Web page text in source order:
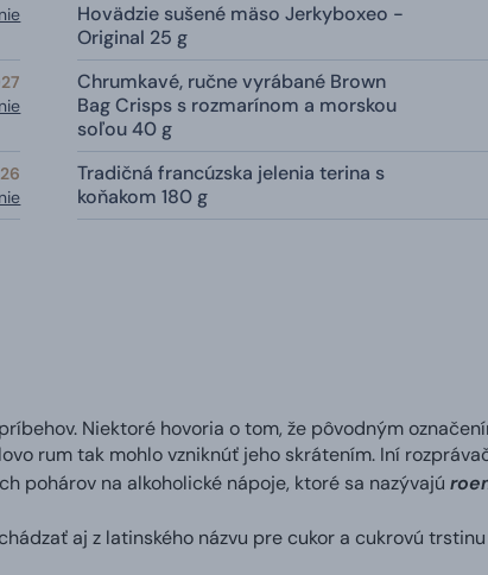
Hovädzie sušené mäso Jerkyboxeo -
Original 25 g
Chrumkavé, ručne vyrábané Brown
Bag Crisps s rozmarínom a morskou
soľou 40 g
Tradičná francúzska jelenia terina s
koňakom 180 g
Niektoré hovoria o tom, že pôvodným
rum tak mohlo vzniknúť jeho skrátením. Iní
pohárov na alkoholické nápoje, ktoré sa nazývajú
aj z latinského názvu pre cukor a cukrovú